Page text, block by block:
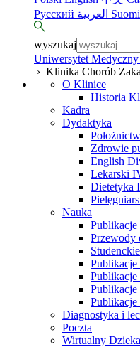
Русский
Suomi
wyszukaj
Uniwersytet
› Klinika Chorób
O Klinice
Historia
Kadra
Dydaktyka
Zdrowie
English
Lekarski
Dietetyka
Nauka
Publikacje
Przewody
Publikacje
Publikacje
Publikacje
Publikacje
Diagnostyka i
Poczta
Wirtualny